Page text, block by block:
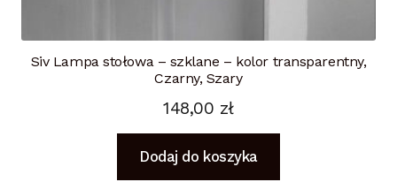
Siv Lampa stołowa – szklane – kolor transparentny,
Czarny, Szary
148,00 zł
Dodaj do koszyka